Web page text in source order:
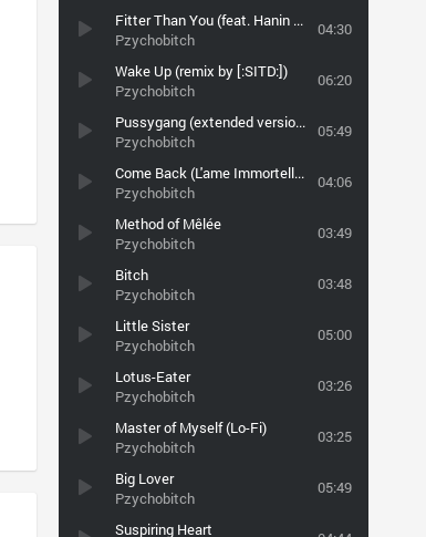
Fitter Than You (feat. Hanin Elias)
Pzychobitch
04:30
Wake Up (remix by [:SITD:])
Pzychobitch
06:20
Pussygang (extended version)
Pzychobitch
05:49
Come Back (L'ame Immortelle Remix)
Pzychobitch
04:06
Method of Mêlée
Pzychobitch
03:49
Bitch
Pzychobitch
03:48
Little Sister
Pzychobitch
05:00
Lotus-Eater
Pzychobitch
03:26
Master of Myself (Lo-Fi)
Pzychobitch
03:25
Big Lover
Pzychobitch
05:49
Suspiring Heart